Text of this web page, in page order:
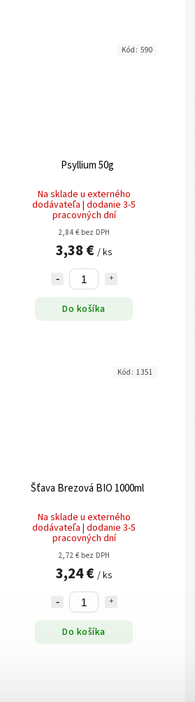
Psyllium 50g
Na sklade u externého
dodávateľa | dodanie 3-5
pracovných dní
2,84 € bez DPH
3,38 € / ks
Do košíka
Kód: 590
Šťava Brezová BIO 1000ml
Na sklade u externého
dodávateľa | dodanie 3-5
pracovných dní
2,72 € bez DPH
3,24 € / ks
Do košíka
Kód: 1351